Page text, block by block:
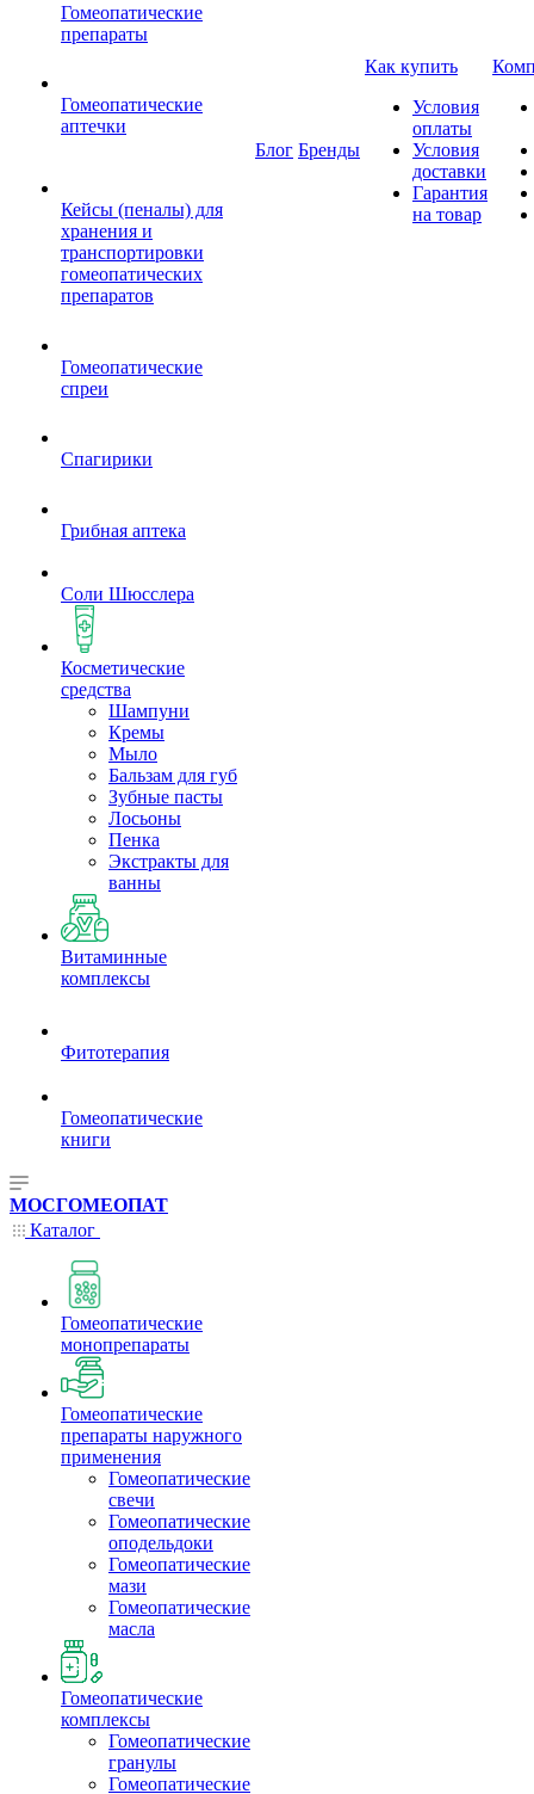
Гомеопатические
препараты
Гомеопатические
аптечки
Кейсы (пеналы) для
хранения и
транспортировки
гомеопатических
препаратов
Гомеопатические
спреи
Спагирики
Грибная аптека
Соли Шюсслера
Косметические
средства
Шампуни
Кремы
Мыло
Бальзам для губ
Зубные пасты
Лосьоны
Пенка
Экстракты для
ванны
Витаминные
комплексы
Фитотерапия
Гомеопатические
книги
Блог Бренды
Как купить
Условия
оплаты
Условия
доставки
Гарантия
на товар
МОСГОМЕОПАТ
Каталог
Гомеопатические
монопрепараты
Гомеопатические
препараты наружного
применения
Гомеопатические
свечи
Гомеопатические
оподельдоки
Гомеопатические
мази
Гомеопатические
масла
Гомеопатические
комплексы
Гомеопатические
гранулы
Гомеопатические